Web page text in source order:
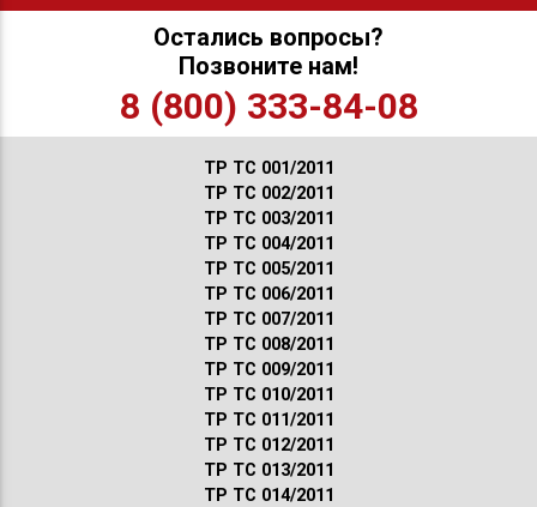
Остались вопросы?
Позвоните нам!
8 (800) 333-84-08
ТР ТС 001/2011
ТР ТС 002/2011
ТР ТС 003/2011
ТР ТС 004/2011
ТР ТС 005/2011
ТР ТС 006/2011
ТР ТС 007/2011
ТР ТС 008/2011
ТР ТС 009/2011
ТР ТС 010/2011
ТР ТС 011/2011
ТР ТС 012/2011
ТР ТС 013/2011
ТР ТС 014/2011